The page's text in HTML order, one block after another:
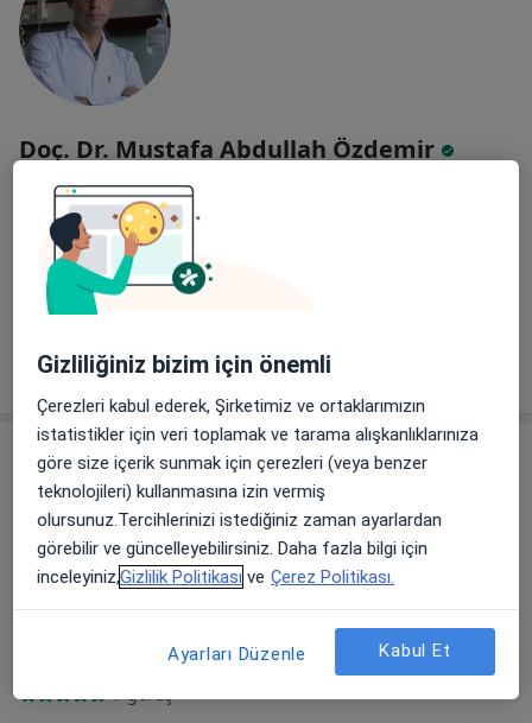
Doç. Dr. Mustafa Abdullah Özdemir
8 görüş
Kahramanmaraş Sütçü İmam Üniversitesi
Randevu talep et
Op. Dr. Mustafa Kemal Gölbaşı
Ortopedi ve travmatoloji
7 görüş
Gizliliğiniz bizim için önemli
Çerezleri kabul ederek, Şirketimiz ve ortaklarımızın
istatistikler için veri toplamak ve tarama alışkanlıklarınıza
göre size içerik sunmak için çerezleri (veya benzer
teknolojileri) kullanmasına izin vermiş
olursunuz.Tercihlerinizi istediğiniz zaman ayarlardan
görebilir ve güncelleyebilirsiniz. Daha fazla bilgi için
inceleyiniz,Gizlilik Politikası ve Çerez Politikası.
Ayarları Düzenle Kabul Et